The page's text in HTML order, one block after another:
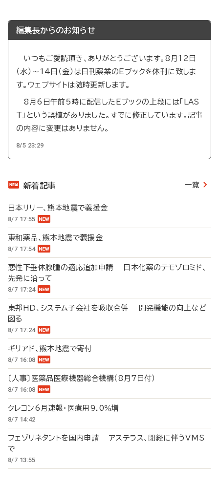
編集長からのお知らせ
いつもご愛読頂き、ありがとうございます。8月12日
（水）～14日（金）は日刊薬業のEブックを休刊に致しま
す。ウェブサイトは随時更新します。
8月6日午前5時に配信したEブックの上段には「LAS
T」という誤植がありました。すでに修正しています。記事
の内容に変更はありません。
8/5 23:29
新着記事 一覧
日本リリー、熊本地震で義援金
8/7 17:55
東和薬品、熊本地震で義援金
8/7 17:54
悪性下垂体腺腫の適応追加申請 日本化薬のテモゾロミド、
先発に沿って
8/7 17:24
東邦HD、システム子会社を吸収合併 開発機能の向上など
図る
8/7 17:24
ギリアド、熊本地震で寄付
8/7 16:08
〔人事〕医薬品医療機器総合機構（8月7日付）
8/7 16:08
クレコン6月速報・医療用9.0％増
8/7 14:42
フェゾリネタントを国内申請 アステラス、閉経に伴うVMS
で
8/7 13:55